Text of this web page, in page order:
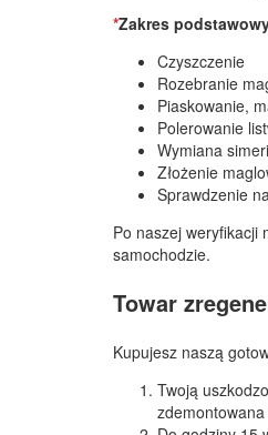
*Zakres
Czyszczenie
Rozebranie
Piaskowanie,
Polerowanie
Wymiana
Złożenie
Sprawdzenie
Po naszej weryfikacji
samochodzie.
Towar
Kupujesz naszą
Twoją